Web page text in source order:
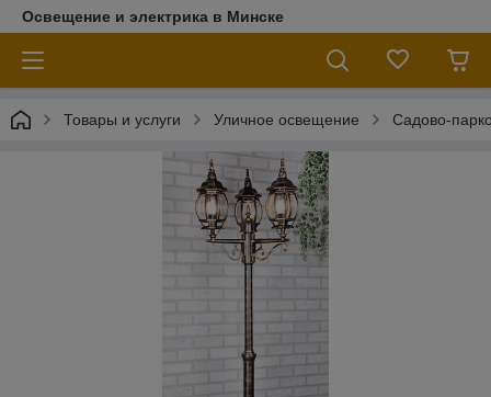
Освещение и электрика в Минске
Товары и услуги Уличное освещение Садово-